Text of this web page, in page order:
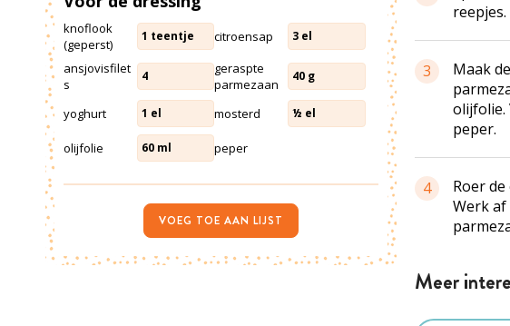
3
Maak
olijfolie.
peper.
4
Roer
Werk
Meer
knoflook
(geperst)
1 teentje citroensap 3 el
ansjovisfilet
s
4
geraspte
parmezaan
40 g
yoghurt 1 el mosterd ½ el
olijfolie 60 ml peper
VOEG TOE AAN LIJST